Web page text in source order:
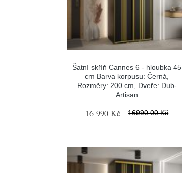
Šatní skříň Cannes 6 - hloubka 45
cm Barva korpusu: Černá,
Rozměry: 200 cm, Dveře: Dub-
Artisan
16 990 Kč 16990.00 Kč